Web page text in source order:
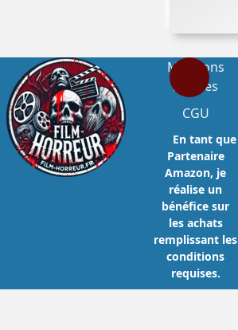
Mentions
Légales
CGU
En tant que
Partenaire
Amazon, je
réalise un
bénéfice sur
les achats
remplissant les
conditions
requises.